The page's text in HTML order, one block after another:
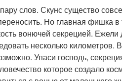
слов. Скунс существо
Но главная фишка в
вонючей секрецией.
несколько километров.
Упаси господь,
которое создало